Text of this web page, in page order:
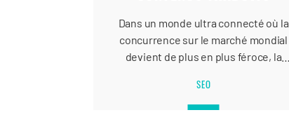
Dans un monde ultra connecté où la
concurrence sur le marché mondial
devient de plus en plus féroce, la
pour toute entreprise cherchant à
étendre sa portée à l’international et
SEO